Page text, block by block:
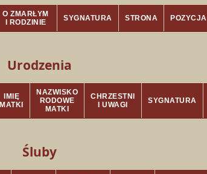
O ZMARŁYM
I RODZINIE
SYGNATURA STRONA POZYCJA
Urodzenia
IMIĘ
MATKI
NAZWISKO
RODOWE
MATKI
CHRZESTNI
I UWAGI
SYGNATURA
Śluby